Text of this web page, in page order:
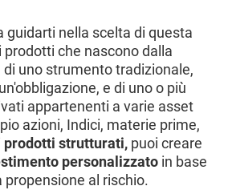
guidarti nella scelta di questa
prodotti che nascono dalla
uno strumento tradizionale,
e di uno o più
appartenenti a varie asset
azioni, Indici, materie prime,
prodotti strutturati, puoi creare
personalizzatoin base
propensione al rischio.